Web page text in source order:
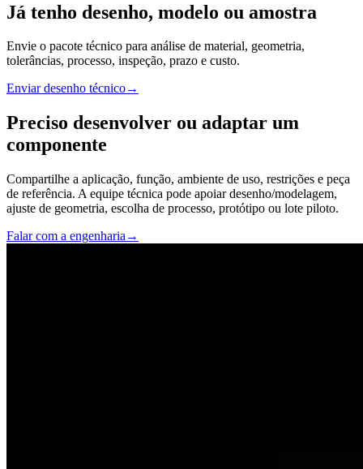
Já tenho desenho, modelo ou amostra
Envie o pacote técnico para análise de material, geometria,
tolerâncias, processo, inspeção, prazo e custo.
Enviar desenho técnico→
Preciso desenvolver ou adaptar um
componente
Compartilhe a aplicação, função, ambiente de uso, restrições e peça
de referência. A equipe técnica pode apoiar desenho/modelagem,
ajuste de geometria, escolha de processo, protótipo ou lote piloto.
Falar com a engenharia →